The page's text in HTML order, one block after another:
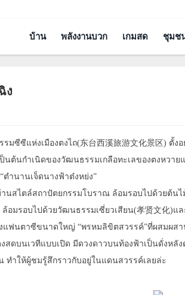
บ้าน พลังงานบวก เกมสด ชุมช
ง
มซีซีแห่งเมืองตงไถ(东台西溪旅游文化景区) ตั้
นต้นกำเนิดของวัฒนธรรมเกลือทะเลของตงหวา
ำนานเจ็ดนางฟ้าต๋งหย่ง”
สไตล์สถาปัตยกรรมโบราณ ล้อมรอบไปด้วยต้นไ
อมรอบไปด้วยวัฒนธรรมเซี่ยวเสียน(孝贤文化)แ
แฟนตาซีขนาดใหญ่ “พรหมลิขิตสวรรค์”ที่ผสมผส
สดบนเวทีแบบเปิด มีดวงดาวบนท้องฟ้าเป็นดั่งห
ทำให้ผู้ชมรู้สึกราวกับอยู่ในแดนสวรรค์เลยล่ะ